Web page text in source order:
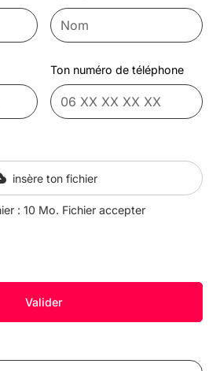
Ton numéro de téléphone
insère ton fichier
: 10 Mo. Fichier accepter